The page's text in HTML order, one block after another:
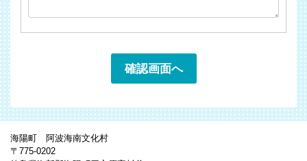
海陽町 阿波海南文化村
〒775-0202